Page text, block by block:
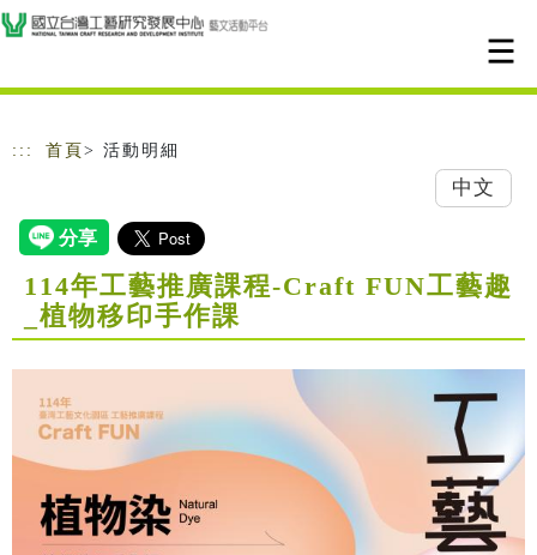
跳到主要內容
網站導覽
::: 首頁 > 活動明細
中文
114年工藝推廣課程-Craft FUN工藝趣
_植物移印手作課